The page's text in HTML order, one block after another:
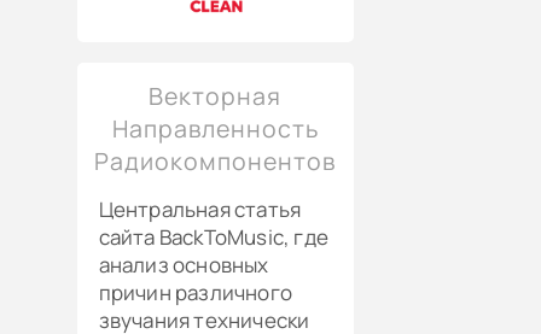
Векторная
Направленность
Радиокомпонентов
Центральная статья
сайта BackToMusic, где
анализ основных
причин различного
звучания технически